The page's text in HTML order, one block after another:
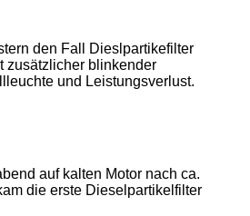
den Fall Dieslpartikefilter
zusätzlicher blinkender
und Leistungsverlust.
auf kalten Motor nach ca.
die erste Dieselpartikelfilter